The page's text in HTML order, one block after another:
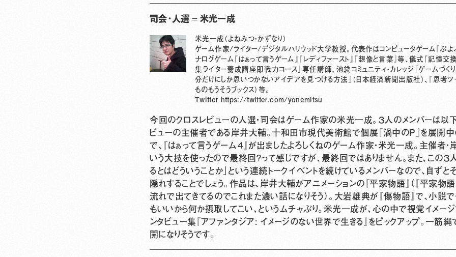
司会・人選 = 米光一成
米光一成（よねみつ・かずなり）
ゲーム作家/ライター/デジタルハリウッド大学教授。代表作はコンピュータゲーム『ぷよ
ナログゲーム『はぁって言うゲーム』『レディファースト』『想像と言葉』等、儀式『記憶
集ライター養成講座即戦力コース」専任講師、池袋コミュニティ・カレッジ「ゲームづく
分だけにしか思いつかないアイデアを見つける方法』（日本経済新聞出版社）、『思考ツ
ものもうそうブックス）等。
Twitter https://twitter.com/yonemitsu
今回のクロスレビューの人選・司会はゲーム作家の米光一成。３人のメンバーは以
ビューの主催者である岸井大輔。十和田市現代美術館で個展『渦中のP』を展開
で、『はぁって言うゲーム４』が出ましたよろしくねのゲーム作家・米光一成。主催者
いう大技を使ったので最終回？って感じですが、最終回ではありません。また、この３
るとはどういうことか」という連続トークイベントを続けているメンバーなので、自ずと
隠れすることでしょう。作品は、岸井大輔がアニメーションの『平家物語』（『平家物
流れで出てきてるのでこれまた濃い話になりそう）。大岩雄典が『傷物語』で、小説
もいいから何か摂取してこい、というムチャぶり。米光一成が、心の中で視覚イメー
ンタビュー集『アファンタジア: イメージのない世界で生きる』をピックアップ。一筋
開になりそうです。